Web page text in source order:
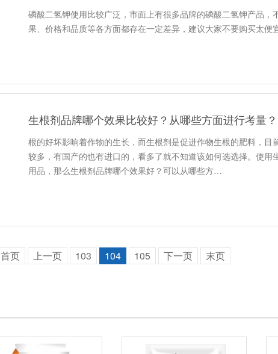
磷酸二氢钾使用比较广泛，市面上有很多品牌的磷酸二氢钾产品，
果、价格和品质等各方面都存在一定差异，建议大家不要购买太便
生根剂品牌哪个效果比较好？从哪些方面进行考量？
根的好坏影响着作物的生长，而生根剂是促进作物生根的肥料，目
较多，有国产的也有进口的，看多了就不知道该如何选选择。使用
用品，那么生根剂品牌哪个效果好？可以从哪些方…
首页 上一页 103 104 105 下一页 末页